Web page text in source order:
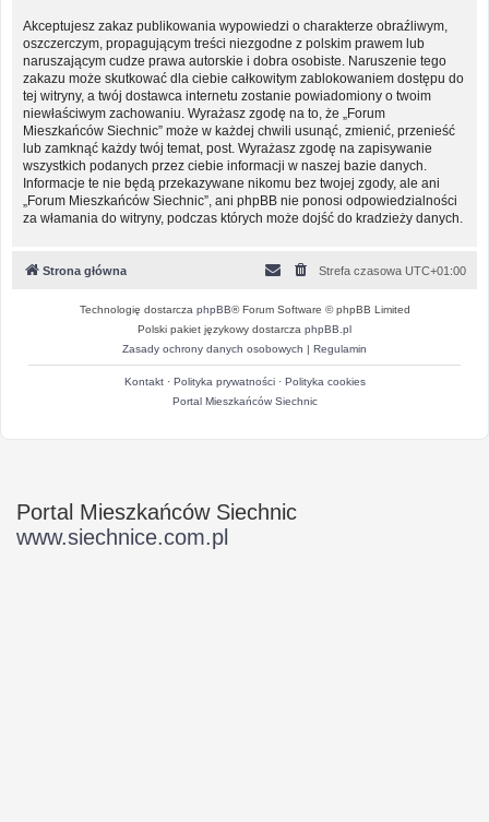
Akceptujesz zakaz publikowania wypowiedzi o charakterze obraźliwym,
oszczerczym, propagującym treści niezgodne z polskim prawem lub
naruszającym cudze prawa autorskie i dobra osobiste. Naruszenie tego
zakazu może skutkować dla ciebie całkowitym zablokowaniem dostępu do
tej witryny, a twój dostawca internetu zostanie powiadomiony o twoim
niewłaściwym zachowaniu. Wyrażasz zgodę na to, że „Forum
Mieszkańców Siechnic” może w każdej chwili usunąć, zmienić, przenieść
lub zamknąć każdy twój temat, post. Wyrażasz zgodę na zapisywanie
wszystkich podanych przez ciebie informacji w naszej bazie danych.
Informacje te nie będą przekazywane nikomu bez twojej zgody, ale ani
„Forum Mieszkańców Siechnic”, ani phpBB nie ponosi odpowiedzialności
za włamania do witryny, podczas których może dojść do kradzieży danych.
Strona główna Strefa czasowa UTC+01:00
Technologię dostarcza phpBB® Forum Software © phpBB Limited
Polski pakiet językowy dostarcza phpBB.pl
Zasady ochrony danych osobowych | Regulamin
Kontakt· Polityka prywatności· Polityka cookies
Portal Mieszkańców Siechnic
Portal Mieszkańców Siechnic
www.siechnice.com.pl